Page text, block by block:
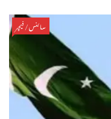
سائنس/فیچر